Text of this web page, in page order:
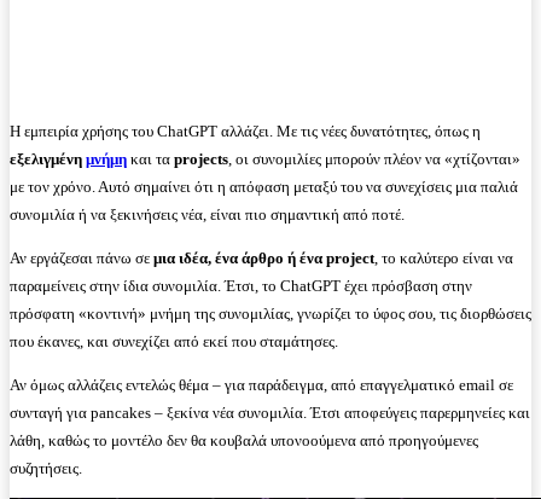
Η εμπειρία χρήσης του ChatGPT αλλάζει. Με τις νέες δυνατότητες, όπως η
εξελιγμένη μνήμη και τα projects , οι συνομιλίες μπορούν πλέον να «χτίζονται»
με τον χρόνο. Αυτό σημαίνει ότι η απόφαση μεταξύ του να συνεχίσεις μια παλιά
συνομιλία ή να ξεκινήσεις νέα, είναι πιο σημαντική από ποτέ.
Αν εργάζεσαι πάνω σε μια ιδέα, ένα άρθρο ή ένα project , το καλύτερο είναι να
παραμείνεις στην ίδια συνομιλία. Έτσι, το ChatGPT έχει πρόσβαση στην
πρόσφατη «κοντινή» μνήμη της συνομιλίας, γνωρίζει το ύφος σου, τις διορθώσεις
που έκανες, και συνεχίζει από εκεί που σταμάτησες.
Αν όμως αλλάζεις εντελώς θέμα – για παράδειγμα, από επαγγελματικό email σε
συνταγή για pancakes – ξεκίνα νέα συνομιλία. Έτσι αποφεύγεις παρερμηνείες και
λάθη, καθώς το μοντέλο δεν θα κουβαλά υπονοούμενα από προηγούμενες
συζητήσεις.